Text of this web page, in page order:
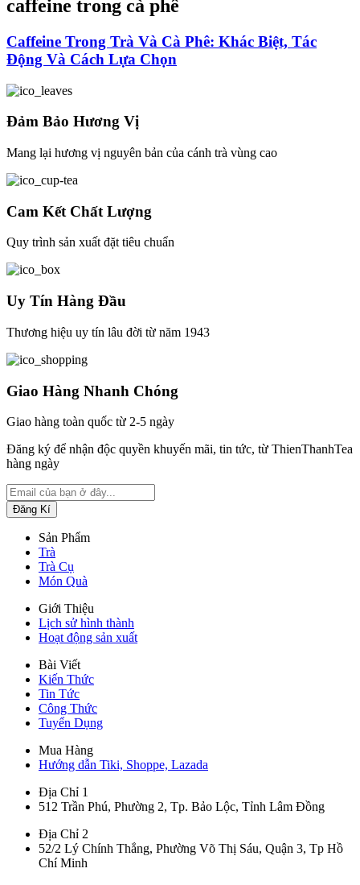
caffeine trong cà phê
Caffeine Trong Trà Và Cà Phê: Khác Biệt, Tác
Động Và Cách Lựa Chọn
Đảm Bảo Hương Vị
Mang lại hương vị nguyên bản của cánh trà vùng cao
Cam Kết Chất Lượng
Quy trình sản xuất đặt tiêu chuẩn
Uy Tín Hàng Đầu
Thương hiệu uy tín lâu đời từ năm 1943
Giao Hàng Nhanh Chóng
Giao hàng toàn quốc từ 2-5 ngày
Đăng ký để nhận độc quyền khuyến mãi, tin tức, từ ThienThanhTea
hàng ngày
Sản Phẩm
Trà
Trà Cụ
Món Quà
Giới Thiệu
Lịch sử hình thành
Hoạt động sản xuất
Bài Viết
Kiến Thức
Tin Tức
Công Thức
Tuyển Dụng
Mua Hàng
Hướng dẫn Tiki, Shoppe, Lazada
Địa Chỉ 1
512 Trần Phú, Phường 2, Tp. Bảo Lộc, Tỉnh Lâm Đồng
Địa Chỉ 2
52/2 Lý Chính Thắng, Phường Võ Thị Sáu, Quận 3, Tp Hồ
Chí Minh